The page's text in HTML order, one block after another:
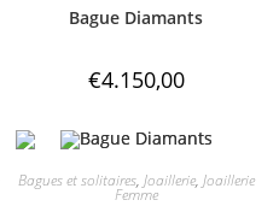
Bague Diamants
€4.150,00
Bagues et solitaires, Joaillerie, Joaillerie
Femme